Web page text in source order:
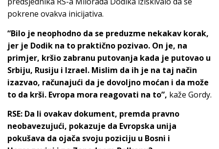
pokrene ovakva inicijativa.
“Bilo je neophodno da se preduzme nekakav korak,
jer je Dodik na to praktično pozivao. On je, na
primjer, kršio zabranu putovanja kada je putovao u
Srbiju, Rusiju i Izrael. Mislim da ih je na taj način
izazvao, računajući da je dovoljno moćan i da može
to da krši. Evropa mora reagovati na to”, kaže Gordy.
RSE: Da li ovakav dokument, premda pravno
neobavezujući, pokazuje da Evropska unija
pokušava da ojača svoju poziciju u Bosni i